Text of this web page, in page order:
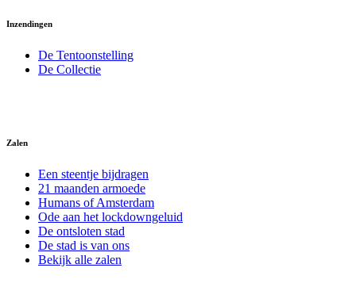
Inzendingen
De Tentoonstelling
De Collectie
Zalen
Een steentje bijdragen
21 maanden armoede
Humans of Amsterdam
Ode aan het lockdowngeluid
De ontsloten stad
De stad is van ons
Bekijk alle zalen